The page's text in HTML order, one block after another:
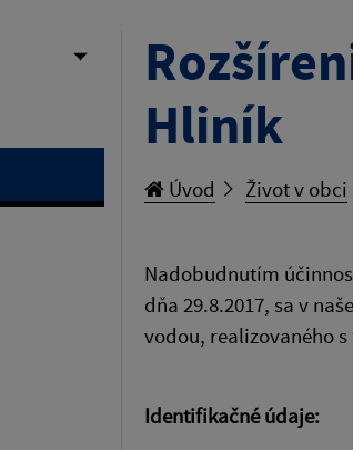
Hliník
Úvod Život v obci
Nadobudnutím
dňa 29.8.2017, sa v
vodou, realizovaného
Identifikačné údaje: